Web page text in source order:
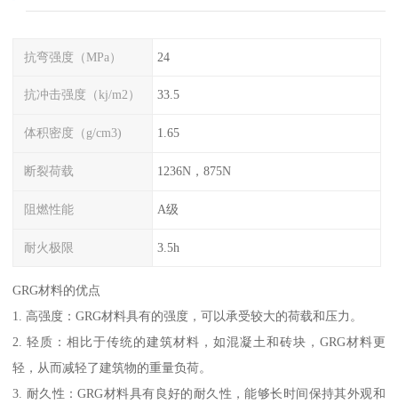
抗弯强度（MPa） 24
抗冲击强度（kj/m2） 33.5
体积密度（g/cm3) 1.65
断裂荷载 1236N，875N
阻燃性能 A级
耐火极限 3.5h
GRG材料的优点
1. 高强度：GRG材料具有的强度，可以承受较大的荷载和压力。
2. 轻质：相比于传统的建筑材料，如混凝土和砖块，GRG材料更
轻，从而减轻了建筑物的重量负荷。
3. 耐久性：GRG材料具有良好的耐久性，能够长时间保持其外观和